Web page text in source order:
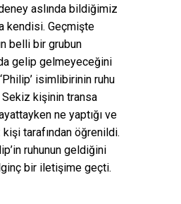
aslında bildiğimiz
kendisi. Geçmişte
belli bir grubun
gelip gelmeyeceğini
isimlibirinin ruhu
Sekiz kişinin transa
ne yaptığı ve
tarafından öğrenildi.
ruhunun geldiğini
bir iletişime geçti.